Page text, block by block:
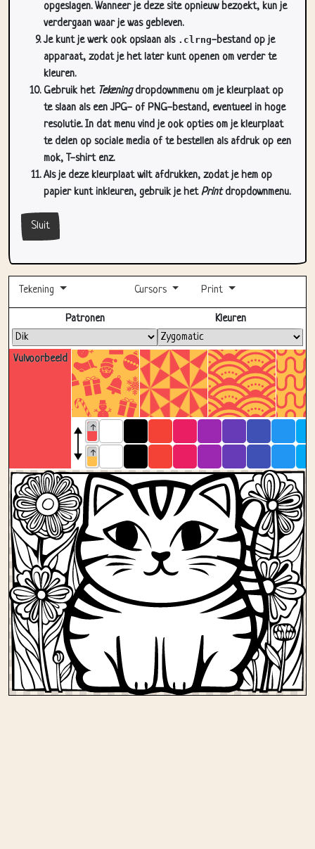
opgeslagen. Wanneer je deze site opnieuw bezoekt, kun je
verdergaan waar je was gebleven.
Je kunt je werk ook opslaan als .clrng-bestand op je
apparaat, zodat je het later kunt openen om verder te
kleuren.
Gebruik het Tekeningdropdownmenu om je kleurplaat op
te slaan als een JPG- of PNG-bestand, eventueel in hoge
resolutie. In dat menu vind je ook opties om je kleurplaat
te delen op sociale media of te bestellen als afdruk op een
mok, T-shirt enz.
Als je deze kleurplaat wilt afdrukken, zodat je hem op
papier kunt inkleuren, gebruik je hetPrintdropdownmenu.
Sluit
Tekening Cursors Print
Volledig scherm
Vulvoorbeeld
Patronen Kleuren